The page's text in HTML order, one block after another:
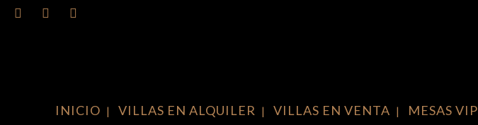
INICIO VILLAS EN ALQUILER VILLAS EN VENTA MESAS VIP